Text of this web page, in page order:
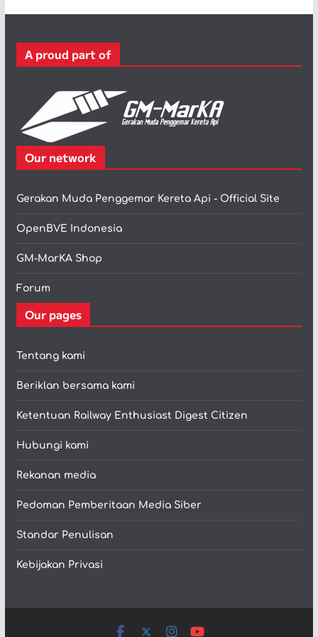
r
A proud part of
Our network
Gerakan Muda Penggemar Kereta Api - Official Site
OpenBVE Indonesia
GM-MarKA Shop
Forum
Our pages
Tentang kami
Beriklan bersama kami
Ketentuan Railway Enthusiast Digest Citizen
Hubungi kami
Rekanan media
Pedoman Pemberitaan Media Siber
Standar Penulisan
Kebijakan Privasi